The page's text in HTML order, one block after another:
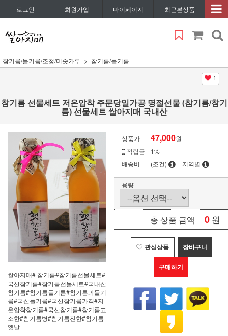
로그인 회원가입 마이페이지 최근본상품
참기름/들기름/조청/미숫가루 참기름/들기름
1
참기름 선물세트 저온압착 주문당일가공 명절선물 (참기름/참기
름) 선물세트 쌀아지매 국내산
쌀아지매# 참기름#참기름선물세트#
국산참기름#참기름선물세트#국내산
참기름#참기름들기름#참기름과들기
름#국산들기름#국산참기름가격#저
온압착참기름#국산참기름#참기름고
소한#참기름병#참기름진한#참기름
옛날
상품가 47,000원
적립금
1%
배송비
(조건) 지역별
용량
총 상품 금액 0 원
관심상품 장바구니
구매하기